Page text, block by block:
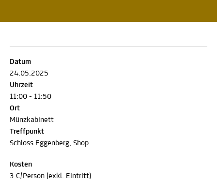
Datum
24.05.2025
Uhrzeit
11:00 - 11:50
Ort
Münzkabinett
Treffpunkt
Schloss Eggenberg, Shop
Kosten
3 €/Person (exkl. Eintritt)